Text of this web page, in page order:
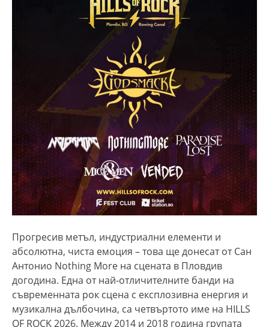
Прогресив метъл, индустриални елементи и
абсолютна, чиста емоция – това ще донесат от Сан
Антонио Nothing More на сцената в Пловдив
догодина. Една от най-отличителните банди на
съвременната рок сцена с експлозивна енергия и
музикална дълбочина, са четвъртото име на HILLS
OF ROCK 2026. Между 2014 и 2018 година групата